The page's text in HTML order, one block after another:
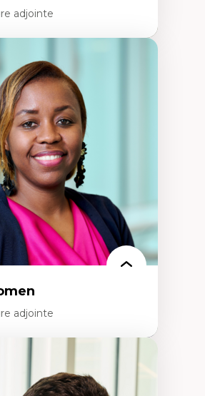
adjointe
pédagogiques des théories de
posthumanisme, du féminisme
aux sciences
des sciences/STIM dans une
socioécologique de care
professionnelle des
adjointe
acceptation et adoption des